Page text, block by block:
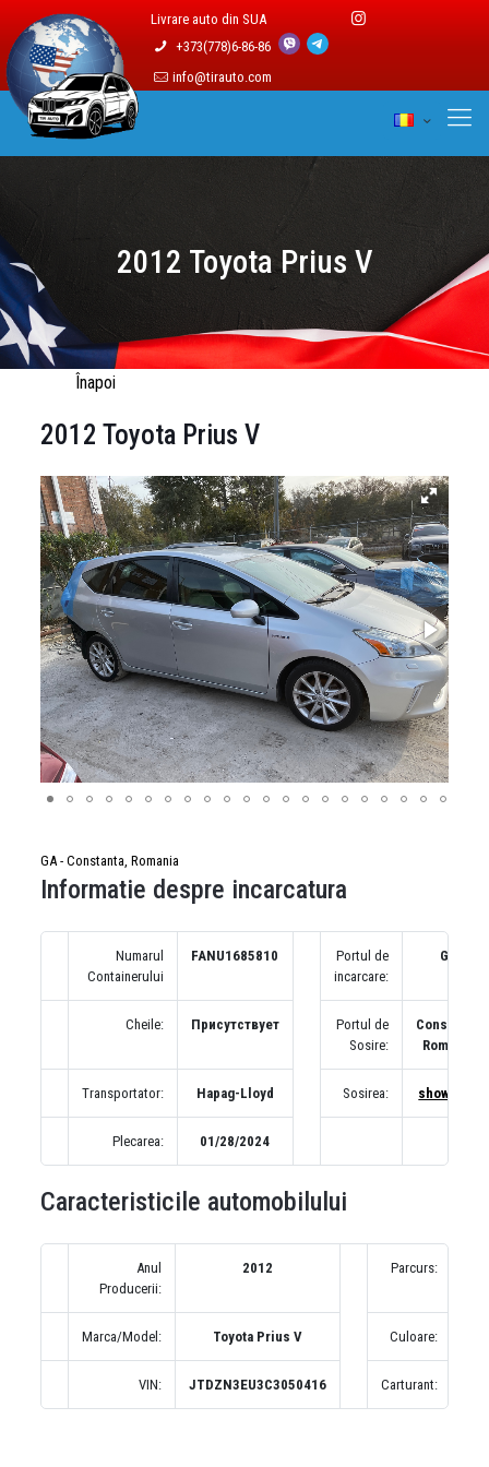
Livrare auto din SUA
+373(778)6-86-86
info@tirauto.com
2012 Toyota Prius V
Înapoi
2012 Toyota Prius V
GA - Constanta, Romania
Informatie despre incarcatura
Numarul
Containerului
FANU1685810
Portul de
incarcare:
GA
Cheile: Присутствует
Portul de
Sosire:
Constanta,
Romania
Transportator: Hapag-Lloyd Sosirea: show map
Plecarea: 01/28/2024
Caracteristicile automobilului
Anul
Producerii:
2012 Parcurs:
Marca/Model: Toyota Prius V Culoare:
VIN: JTDZN3EU3C3050416 Carturant: